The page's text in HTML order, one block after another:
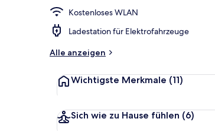
Kostenloses WLAN
Ladestation für Elektrofahrzeuge
Alle anzeigen
Wichtigste Merkmale (11)
Sich wie zu Hause fühlen (6)